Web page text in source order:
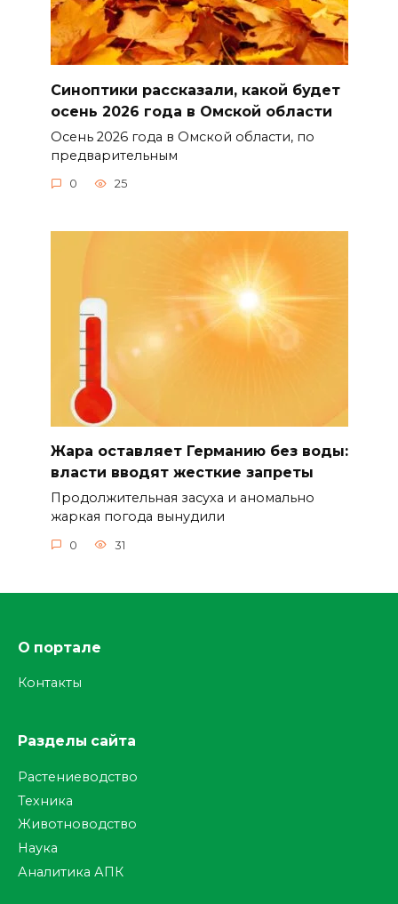
Синоптики рассказали, какой будет
осень 2026 года в Омской области
Осень 2026 года в Омской области, по
предварительным
0 25
Жара оставляет Германию без воды:
власти вводят жесткие запреты
Продолжительная засуха и аномально
жаркая погода вынудили
0 31
О портале
Контакты
Разделы сайта
Растениеводство
Техника
Животноводство
Наука
Аналитика АПК